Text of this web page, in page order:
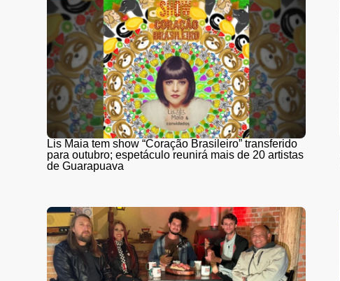
Lis Maia tem show “Coração Brasileiro” transferido
para outubro; espetáculo reunirá mais de 20 artistas
de Guarapuava